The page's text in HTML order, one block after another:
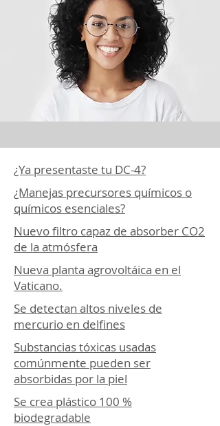
¿Ya presentaste tu DC-4?
¿Manejas precursores químicos o
químicos esenciales?
Nuevo filtro capaz de absorber CO2
de la atmósfera
Nueva planta agrovoltáica en el
Vaticano.
Se detectan altos niveles de
mercurio en delfines
Substancias tóxicas usadas
comúnmente pueden ser
absorbidas por la piel
Se crea plástico 100 %
biodegradable